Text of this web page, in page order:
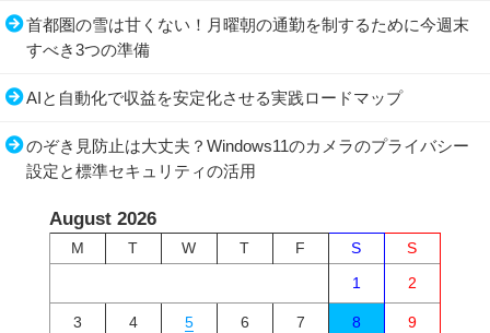
首都圏の雪は甘くない！月曜朝の通勤を制するために今週末
すべき3つの準備
AIと自動化で収益を安定化させる実践ロードマップ
のぞき見防止は大丈夫？Windows11のカメラのプライバシー
設定と標準セキュリティの活用
August 2026
M T W T F S
S
1
2
3 4 5 6 7 8 9